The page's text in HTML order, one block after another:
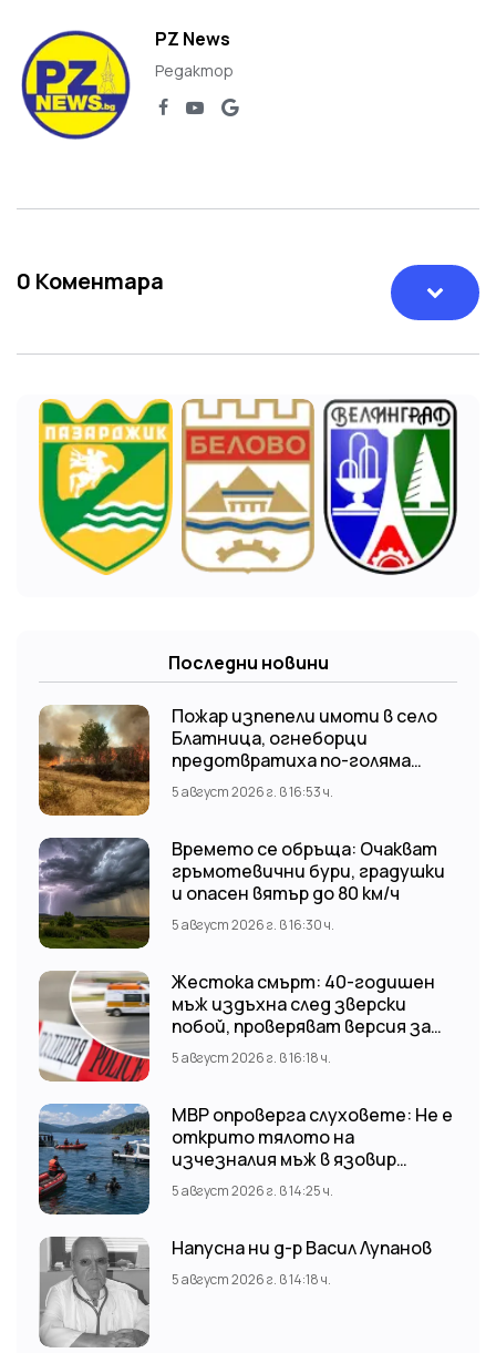
PZ News
Редактор
0 Коментара
Последни новини
Пожар изпепели имоти в село
Блатница, огнеборци
предотвратиха по-голяма
трагедия
5 август 2026 г. в 16:53 ч.
Времето се обръща: Очакват
гръмотевични бури, градушки
и опасен вятър до 80 км/ч
5 август 2026 г. в 16:30 ч.
Жестока смърт: 40-годишен
мъж издъхна след зверски
побой, проверяват версия за
нападение от тийнейджъри
5 август 2026 г. в 16:18 ч.
МВР опроверга слуховете: Не е
открито тялото на
изчезналия мъж в язовир
„Доспат“ Издирвателната
операция продължава!
5 август 2026 г. в 14:25 ч.
Напусна ни д-р Васил Лупанов
5 август 2026 г. в 14:18 ч.